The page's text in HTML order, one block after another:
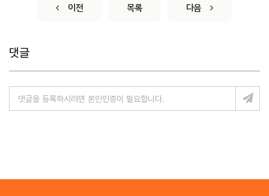
이전 목록 다음
댓글